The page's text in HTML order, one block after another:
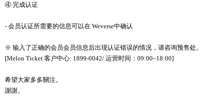
④ 完成认证
- 会员认证所需要的信息可以在 Weverse中确认
※ 输入了正确的会员会员信息后出现认证错误的情况 ， 请咨询预售处。
[Melon Ticket 客 户中心: 1899-0042/ 运营时间 ： 09:00~18:00]
希望大家多多關注。
謝謝。